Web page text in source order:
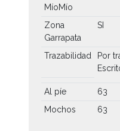
MíoMío
Zona
Garrapata
SI
Trazabilidad
Por
Al píe
63
Mochos
63